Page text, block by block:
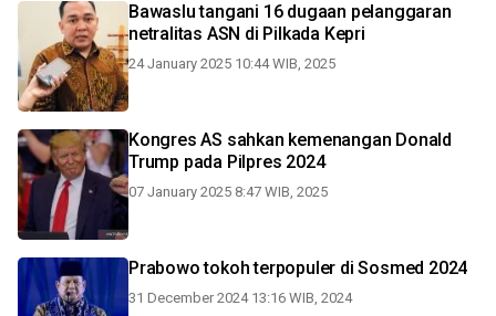
Bawaslu tangani 16 dugaan pelanggaran
netralitas ASN di Pilkada Kepri
24 January 2025 10:44 WIB, 2025
Kongres AS sahkan kemenangan Donald
Trump pada Pilpres 2024
07 January 2025 8:47 WIB, 2025
Prabowo tokoh terpopuler di Sosmed 2024
31 December 2024 13:16 WIB, 2024